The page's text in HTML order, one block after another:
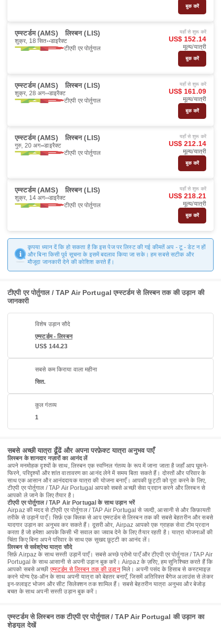
बुक करें
एम्स्टर्डम (AMS) लिस्बन (LIS)
शुक्र, 18 सित॰ डाइरैक्ट
टीएपी एर पोर्तुगाल
यहाँ से शुरू करें
US$ 152.14
मूल्य/यात्री
बुक करें
एम्स्टर्डम (AMS) लिस्बन (LIS)
शुक्र, 28 अग॰ डाइरैक्ट
टीएपी एर पोर्तुगाल
यहाँ से शुरू करें
US$ 161.09
मूल्य/यात्री
बुक करें
एम्स्टर्डम (AMS) लिस्बन (LIS)
गुरु, 20 अग॰ डाइरैक्ट
टीएपी एर पोर्तुगाल
यहाँ से शुरू करें
US$ 212.14
मूल्य/यात्री
बुक करें
एम्स्टर्डम (AMS) लिस्बन (LIS)
शुक्र, 14 अग॰ डाइरैक्ट
टीएपी एर पोर्तुगाल
यहाँ से शुरू करें
US$ 218.21
मूल्य/यात्री
बुक करें
कृपया ध्यान दें कि हो सकता है कि इस पेज पर लिस्ट की गई कीमतें अप - टू - डेट न हों
और बिना किसी पूर्व सूचना के इसमें बदलाव किया जा सके। हम सबसे सटीक और
मौजूदा जानकारी देने की कोशिश करते हैं।
टीएपी एर पोर्तुगाल / TAP Air Portugal एम्स्टर्डम से लिस्बन तक की उड़ान की
जानकारी
विशेष उड़ान सौदे
एम्स्टर्डम - लिस्बन
US$ 144.23
सबसे कम किराया वाला महीना
सित.
कुल गंतव्य
1
सबसे अच्छी यात्रा ढूँढें और अपना परफ़ेक्ट यात्रा अनुभव पाएँ
लिस्बन के शानदार नज़ारों का आनंद लें
अपने मनमोहक दृश्यों के साथ, लिस्बन एक स्वप्निल गंतव्य के रूप में जाना जाता है जहाँ आप घूमने-
फिरने, परिदृश्यों और शांत वातावरण का आनंद लेने में समय बिता सकते हैं। दोस्तों और परिवार के
साथ एक आसान और आनंददायक यात्रा की योजना बनाएँ। आपकी छुट्टी को पूरा करने के लिए,
टीएपी एर पोर्तुगाल / TAP Air Portugal आपको सबसे अच्छी सेवा प्रदान करने और लिस्बन से
आपको ले जाने के लिए तैयार है।
टीएपी एर पोर्तुगाल / TAP Air Portugal के साथ उड़ान भरें
Airpaz की मदद से टीएपी एर पोर्तुगाल / TAP Air Portugal से जल्दी, आसानी से और किफ़ायती
तरीके से उड़ानें पाएँ। सिर्फ़ एक क्लिक से आप एम्स्टर्डम से लिस्बन तक की सबसे बेहतरीन और सबसे
यादगार उड़ान का अनुभव कर सकते हैं। दूसरी ओर, Airpaz आपको एक ग्राहक सेवा टीम प्रदान
करता है जो हमेशा आपके किसी भी सवाल का जवाब देने के लिए तैयार रहती है। यात्रा योजनाओं की
चिंता किए बिना अपने परिवार के साथ एक सुखद छुट्टी का आनंद लें।
लिस्बन से सर्वश्रेष्ठ यात्रा सौदे
सिर्फ़ Airpaz के साथ सस्ती उड़ानें पाएँ। सबसे अच्छे प्रोमो पाएँ और टीएपी एर पोर्तुगाल / TAP Air
Portugal के साथ आसानी से अपनी उड़ान बुक करें। Airpaz के ज़रिए, हम सुनिश्चित करते हैं कि
आपको सबसे अच्छी एम्स्टर्डम से लिस्बन तक की उड़ानमिले। अपनी पसंद के हिसाब से कस्टमाइज़
करने योग्य ऐड-ऑन के साथ अपनी यात्रा को बेहतर बनाएँ, जिसमें अतिरिक्त बैगेज अलाउंस से लेकर
इन-फ़्लाइट भोजन और सीट सिलेक्शन तक शामिल हैं। सबसे बेहतरीन यात्रा अनुभव और बेजोड़
बचत के साथ अपनी सस्ती उड़ान बुक करें।
एम्स्टर्डम से लिस्बन तक टीएपी एर पोर्तुगाल / TAP Air Portugal की उड़ान का
शेड्यूल देखें